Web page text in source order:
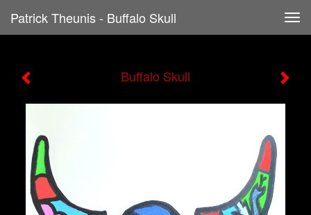
Patrick Theunis - Buffalo Skull
Buffalo Skull